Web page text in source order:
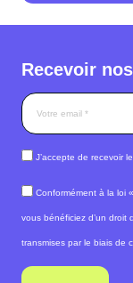
Recevoir
J’accepte de recevoir
Conformément à la loi
vous bénéficiez d’un droit
transmises par le biais de